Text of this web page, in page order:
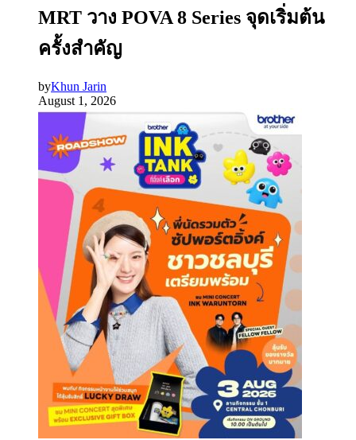
MRT วาง POVA 8 Series จุดเริ่มต้น
ครั้งสำคัญ
byKhun Jarin
August 1, 2026